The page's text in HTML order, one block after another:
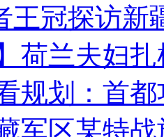
王冠探访新
荷兰夫妇
规划：首
军区某特